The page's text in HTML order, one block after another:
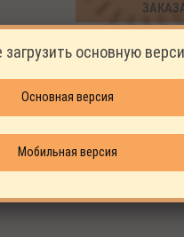
ПРОДОЛЖИТЬ ПОКУПКИ
загрузить основную
Основная версия
Мобильная версия